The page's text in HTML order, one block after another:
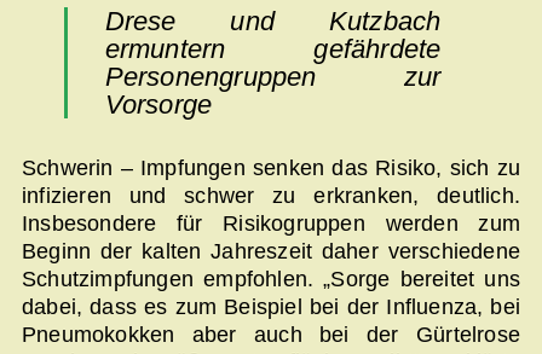
Drese und Kutzbach
ermuntern gefährdete
Personengruppen zur
Vorsorge
Schwerin – Impfungen senken das Risiko, sich zu
infizieren und schwer zu erkranken, deutlich.
Insbesondere für Risikogruppen werden zum
Beginn der kalten Jahreszeit daher verschiedene
Schutzimpfungen empfohlen. „Sorge bereitet uns
dabei, dass es zum Beispiel bei der Influenza, bei
Pneumokokken aber auch bei der Gürtelrose